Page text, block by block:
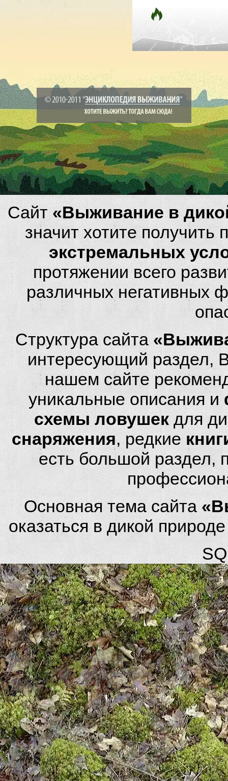
Сайт «Выживание в
значит хотите
экстремальных
протяжении всего
различных негативных
Структура сайта
интересующий раздел,
нашем сайте
уникальные описания и
схемы ловушек для
снаряжения, редкие
есть большой
Основная тема сайта
оказаться в дикой